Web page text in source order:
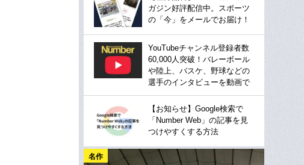
ガジン好評配信中。スポーツ
の「今」をメールでお届け！
YouTubeチャンネル登録者数
60,000人突破！バレーボール
や陸上、バスケ、野球などの
選手のインタビューを動画で
【お知らせ】Google検索で
「Number Web」の記事を見
つけやすくする方法
名作